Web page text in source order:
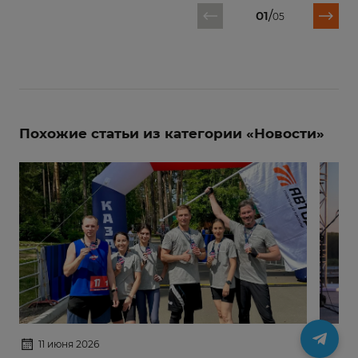
01/05
Похожие статьи из категории «Новости»
11 июня 2026